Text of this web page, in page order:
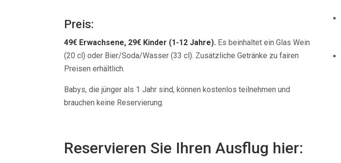
Preis:
49€ Erwachsene, 29€ Kinder (1-12 Jahre). Es beinhaltet ein Glas Wein
(20 cl) oder Bier/Soda/Wasser (33 cl). Zusätzliche Getränke zu fairen
Preisen erhältlich.
Babys, die jünger als 1 Jahr sind, können kostenlos teilnehmen und
brauchen keine Reservierung.
Reservieren Sie Ihren Ausflug hier: